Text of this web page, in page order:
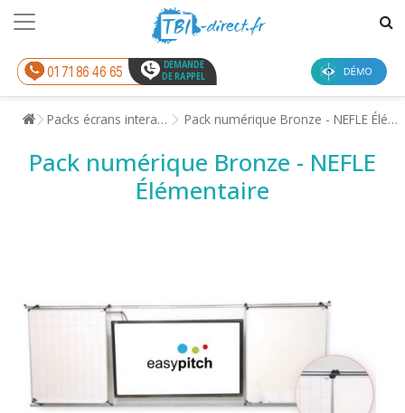
01 71 86 46 65
DEMANDE
DE RAPPEL
Packs écrans interactifs Pack numérique Bronze - NEFLE Élémentaire
Pack numérique Bronze - NEFLE
Élémentaire